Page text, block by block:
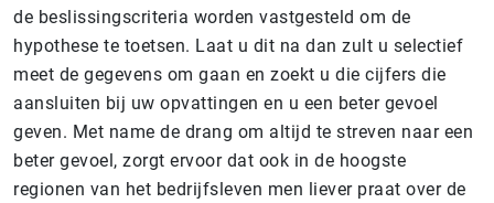
de beslissingscriteria worden vastgesteld om de
hypothese te toetsen. Laat u dit na dan zult u selectief
meet de gegevens om gaan en zoekt u die cijfers die
aansluiten bij uw opvattingen en u een beter gevoel
geven. Met name de drang om altijd te streven naar een
beter gevoel, zorgt ervoor dat ook in de hoogste
regionen van het bedrijfsleven men liever praat over de